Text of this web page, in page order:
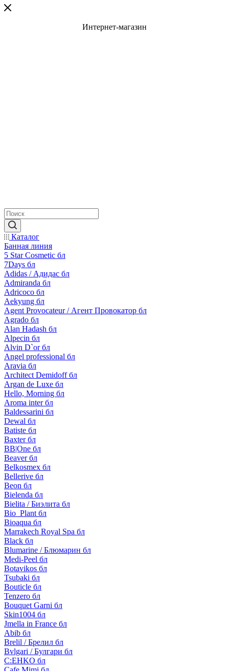
Интернет-магазин
Каталог
Банная линия
5 Star Cosmetic бл
7Days бл
Adidas / Адидас бл
Admiranda бл
Adricoco бл
Aekyung бл
Agent Provocateur / Агент Провокатор бл
Agrado бл
Alan Hadash бл
Alpecin бл
Alvin D`or бл
Angel professional бл
Aravia бл
Architect Demidoff бл
Argan de Luxe бл
Hello, Morning бл
Aroma inter бл
Baldessarini бл
Dewal бл
Batiste бл
Baxter бл
BB|One бл
Beaver бл
Belkosmex бл
Bellerive бл
Beon бл
Bielenda бл
Bielita / Биэлита бл
Bio_Plant бл
Bioaqua бл
Marrakech Royal Spa бл
Black бл
Blumarine / Блюмарин бл
Medi-Peel бл
Botavikos бл
Tsubaki бл
Bouticle бл
Tenzero бл
Bouquet Garni бл
Skin1004 бл
Jmella in France бл
Abib бл
Brelil / Брелил бл
Bvlgari / Булгари бл
C:EHKO бл